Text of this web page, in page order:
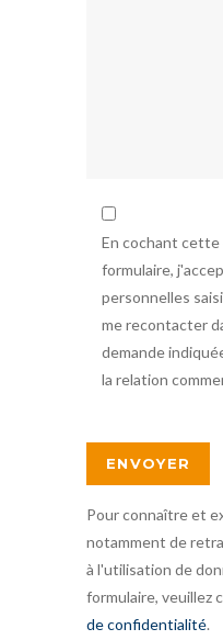
En cochant
formulaire,
personnelles
me recontacter
demande
la relation
Pour connaître et
notamment de
à l'utilisation de
formulaire, veuillez
de confidentialité.